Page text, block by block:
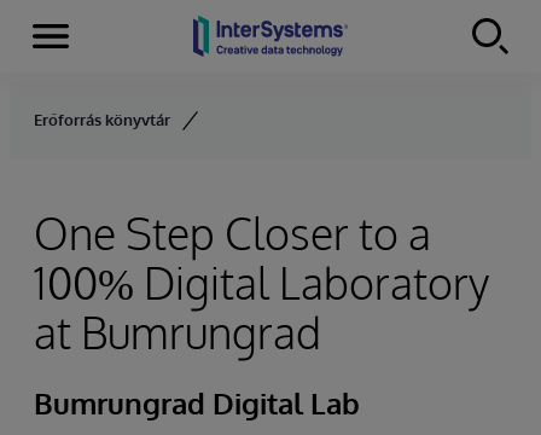
Skip to content
Menu
Erőforrás könyvtár
One Step Closer to a
100% Digital Laboratory
at Bumrungrad
Bumrungrad Digital Lab